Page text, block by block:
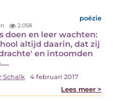
poëzie
2.058
doen en leer wachten:
altijd daarin, dat zij
en intoomden
Schalk
4 februari 2017
Lees meer >